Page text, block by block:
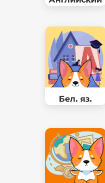
Английский
Бел. яз.